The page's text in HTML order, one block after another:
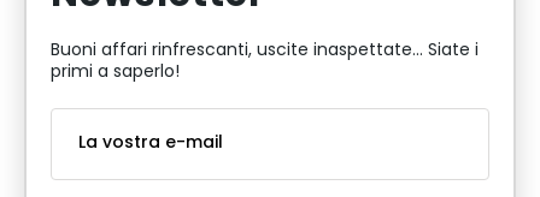
Buoni affari rinfrescanti, uscite inaspettate... Siate i
primi a saperlo!